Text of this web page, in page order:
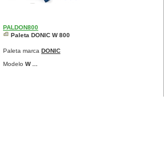
PALDON800
Paleta DONIC W 800
Paleta marca DONIC
Modelo W ...